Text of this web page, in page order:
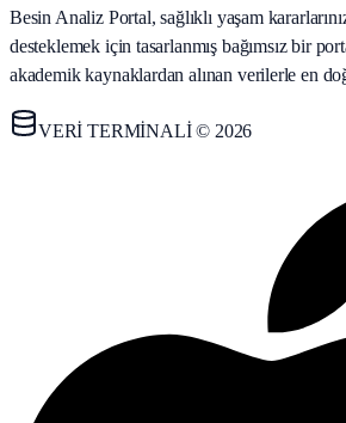
Besin Analiz Portal, sağlıklı yaşam
desteklemek için tasarlanmış bağımsız bir
akademik kaynaklardan alınan verilerle en
VERİ TERMİNALİ © 2026